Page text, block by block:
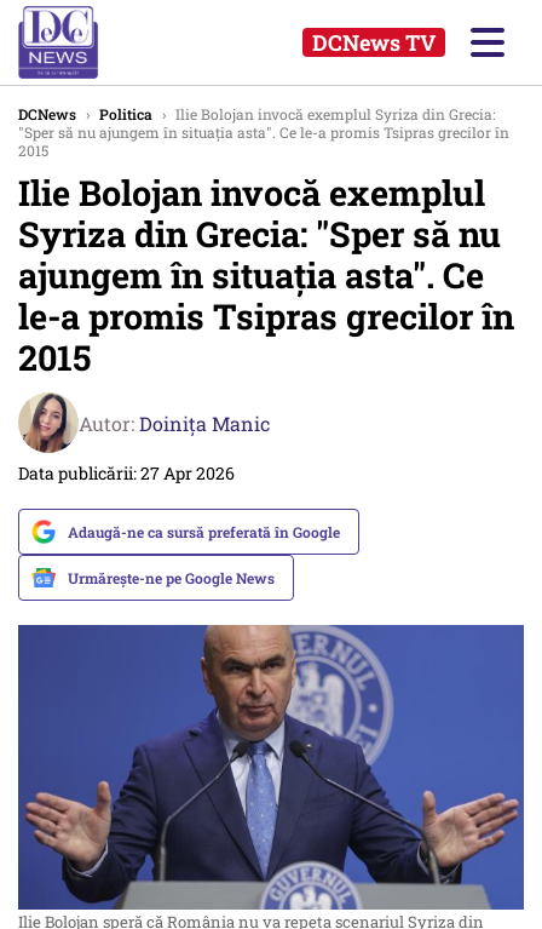
DCNews TV
DCNews › Politica › Ilie Bolojan invocă exemplul Syriza din Grecia:
"Sper să nu ajungem în situația asta". Ce le-a promis Tsipras grecilor în
2015
Ilie Bolojan invocă exemplul
Syriza din Grecia: "Sper să nu
ajungem în situația asta". Ce
le-a promis Tsipras grecilor în
2015
Autor:Doinița Manic
Data publicării: 27 Apr 2026
Adaugă-ne ca sursă preferată în Google
Urmărește-ne pe Google News
Ilie Bolojan speră că România nu va repeta scenariul Syriza din